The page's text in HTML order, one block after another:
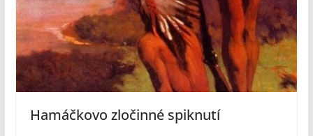
Hamáčkovo zločinné spiknutí